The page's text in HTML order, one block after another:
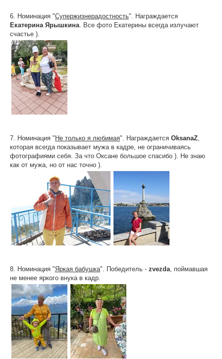
6. Номинация "Супержизнерадостность". Награждается
Екатерина Ярышкина . Все фото Екатерины всегда излучают
счастье ).
7. Номинация " Не только я любимая". Награждается OksanaZ
которая всегда показывает мужа в кадре, не ограничиваясь
фотографиями себя. За что Оксане большое спасибо ). Не знаю
как от мужа, но от нас точно ).
8. Номинация "Яркая бабушка". Победитель - zvezda , поймавшая
не менее яркого внука в кадр.